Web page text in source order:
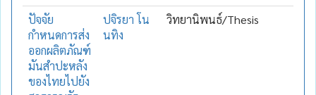
ปัจจัย
กำหนดการส่ง
ออกผลิตภัณฑ์
มันสำปะหลัง
ของไทยไปยัง
ปจิรยา โน
นทิง
วิทยานิพนธ์/Thesis